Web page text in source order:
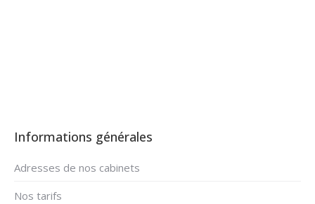
Informations générales
Adresses de nos cabinets
Nos tarifs